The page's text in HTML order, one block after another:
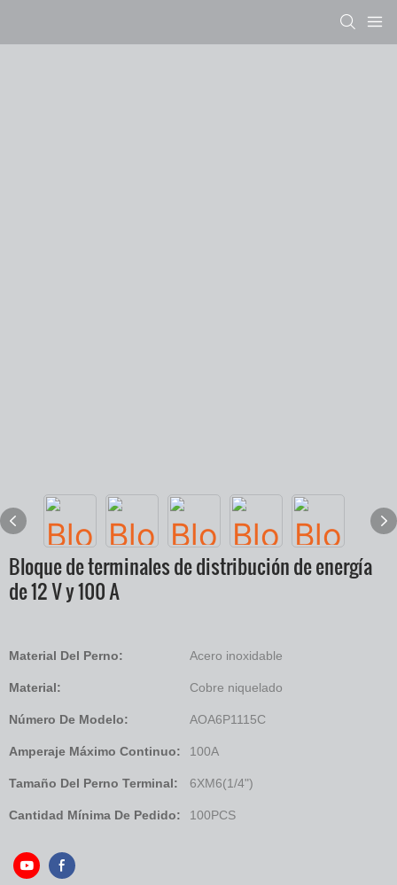
Bloque de terminales de distribución de energía
de 12 V y 100 A
Material Del Perno: Acero inoxidable
Material: Cobre niquelado
Número De Modelo: AOA6P1115C
Amperaje Máximo Continuo: 100A
Tamaño Del Perno Terminal: 6XM6(1/4")
Cantidad Mínima De Pedido: 100PCS